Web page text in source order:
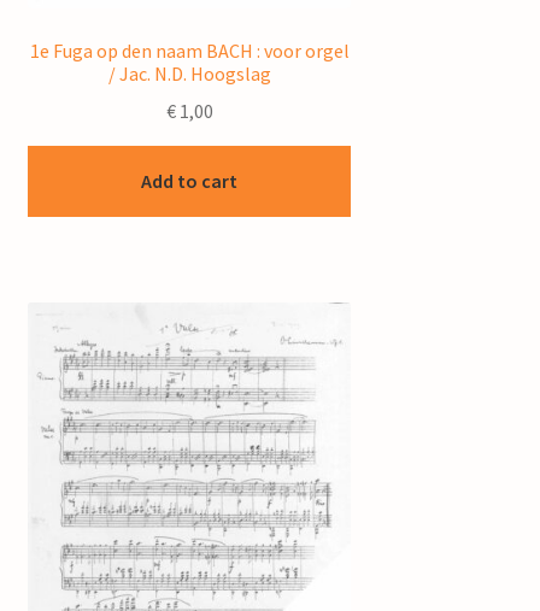
1e Fuga op den naam BACH : voor orgel
/ Jac. N.D. Hoogslag
€1,00
Add to cart